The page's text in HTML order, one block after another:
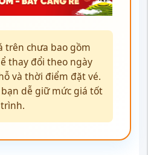
trên chưa bao gồm
thay đổi theo ngày
và thời điểm đặt vé.
dễ giữ mức giá tốt